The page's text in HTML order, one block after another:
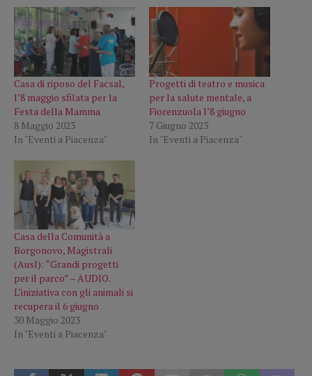
Casa di riposo del Facsal,
l’8 maggio sfilata per la
Festa della Mamma
8 Maggio 2023
In "Eventi a Piacenza"
Progetti di teatro e musica
per la salute mentale, a
Fiorenzuola l’8 giugno
7 Giugno 2023
In "Eventi a Piacenza"
Casa della Comunità a
Borgonovo, Magistrali
(Ausl): “Grandi progetti
per il parco” – AUDIO.
L’iniziativa con gli animali si
recupera il 6 giugno
30 Maggio 2023
In "Eventi a Piacenza"